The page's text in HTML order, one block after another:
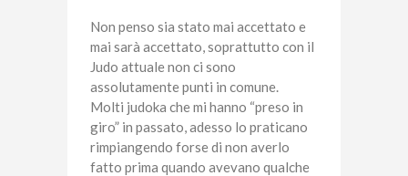
Non penso sia stato mai accettato e
mai sarà accettato, soprattutto con il
Judo attuale non ci sono
assolutamente punti in comune.
Molti judoka che mi hanno “preso in
giro” in passato, adesso lo praticano
rimpiangendo forse di non averlo
fatto prima quando avevano qualche